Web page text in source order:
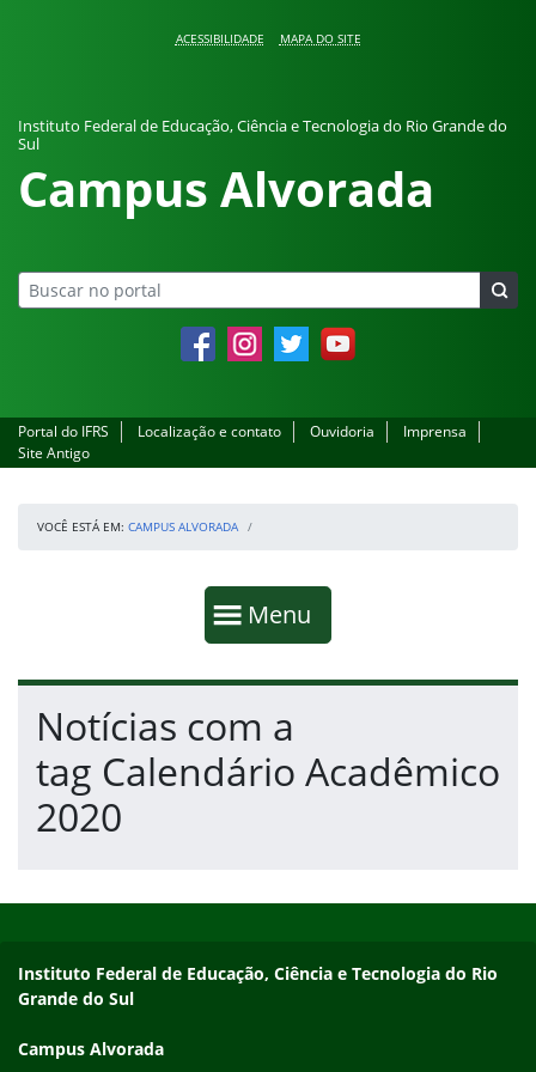
ACESSIBILIDADE MAPA DO SITE
Instituto Federal de Educação, Ciência e Tecnologia do Rio Grande do
Sul
Campus Alvorada
FacebookInstagramTwitter YouTube
Portal do IFRS Localização e contato Ouvidoria
Imprensa
Site Antigo
VOCÊ ESTÁ EM: CAMPUS ALVORADA
Mostrar
Menu
Fim da navegação
Início do conteúdo
Notícias com a
tag Calendário Acadêmico
2020
Endereço
Instituto Federal de Educação, Ciência e Tecnologia do Rio
Grande do Sul
Campus Alvorada